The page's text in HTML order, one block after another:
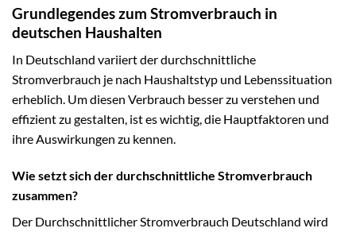
Grundlegendes zum Stromverbrauch in
deutschen Haushalten
In Deutschland variiert der durchschnittliche
Stromverbrauch je nach Haushaltstyp und Lebenssituation
erheblich. Um diesen Verbrauch besser zu verstehen und
effizient zu gestalten, ist es wichtig, die Hauptfaktoren und
ihre Auswirkungen zu kennen.
Wie setzt sich der durchschnittliche Stromverbrauch
zusammen?
Der Durchschnittlicher Stromverbrauch Deutschland wird